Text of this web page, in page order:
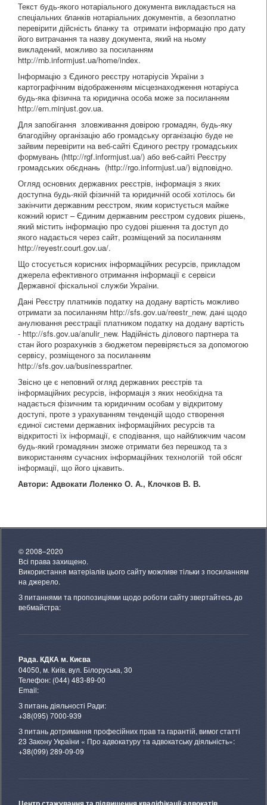
Текст будь-якого нотаріального документа викладається на
спеціальних бланків нотаріальних документів, а безоплатно
перевірити дійсність бланку та отримати інформацію про дату
його витрачання та назву документа, який на ньому
викладений, можливо за посиланням
http://rnb.informjust.ua/home/index.
Інформацію з Єдиного реєстру нотаріусів України з
картографічним відображенням місцезнаходження нотаріуса
будь-яка фізична та юридична особа може за посиланням
http://ern.minjust.gov.ua.
Для запобігання зловживання довірою громадян, будь-яку
благодійну організацію або громадську організацію буде не
зайвим перевірити на веб-сайті Єдиного реєтру громадських
формувань (http://rgf.informjust.ua/) або веб-сайті Реєстру
громадських обєднань (http://rgo.informjust.ua/) відповідно.
Огляд основних державних реєстрів, інформація з яких
доступна будь-якій фізичній та юридичній особі хотілось би
закінчити державним реєстром, яким користується майже
кожний юрист – Єдиним державним реєстром судових рішень,
який містить інформацію про судові рішення та доступ до
якого надається через сайт, розміщений за посиланням
http://reyestr.court.gov.ua/.
Що стосується корисних інформаційних ресурсів, прикладом
джерела ефективного отримання інформації є сервіси
Державної фіскальної служби України.
Дані Реєстру платників податку на додану вартість можливо
отримати за посиланням http://sfs.gov.ua/reestr_new, дані щодо
анулювання реєстрації платником податку на додану вартість
- http://sfs.gov.ua/anulir_new. Надійність ділового партнера та
стан його розрахунків з бюджетом перевіряється за допомогою
сервісу, розміщеного за посиланням
http://sfs.gov.ua/businesspartner.
Звісно це є неповний огляд державних реєстрів та
інформаційних ресурсів, інформація з яких необхідна та
надається фізичним та юридичним особам у відкритому
доступі, проте з урахуванням тенденцій щодо створення
єдиної системи державних інформаційних ресурсів та
відкритості їх інформації, є сподівання, що найближчим часом
будь-який громадянин зможе отримати без перешкод та з
використанням сучасних інформаційних технологій той обсяг
інформації, що його цікавить.
Автори: Адвокати Лоленко О. А., Клочков В. В.
© 2008–2020
Всі права захищено.
Використання матеріалів цього сайту можливе тільки з посиланням
на джерело.
З питаннями та пропозиціями щодо роботи сайту звертайтесь до
вебмайстра:
Рада. КДКА м. Києва
04050, м. Київ, вул. Білоруська, 30
Телефон: (044) 483-89-00
Email:
З питань діяльності Ради:
+38(095) 7000-939
З питань дотримання професійних прав та гарантій, вимог статті
23 Закону України « Про адвокатуру та адвокатську діяльність»:
+38(099) 289-09-09